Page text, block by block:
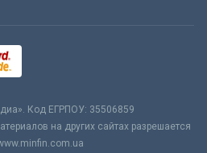
Код ЕГРПОУ: 35506859
на других сайтах разрешается